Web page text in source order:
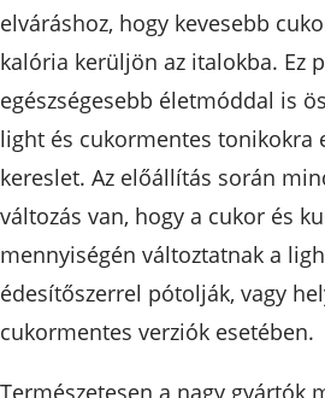
elváráshoz, hogy kevesebb
kalória kerüljön az italokba. Ez
egészségesebb életmóddal is
light és cukormentes tonikokra
kereslet. Az előállítás során
változás van, hogy a cukor és
mennyiségén változtatnak a
édesítőszerrel pótolják, vagy
cukormentes verziók esetében.
Természetesen a nagy gyártók